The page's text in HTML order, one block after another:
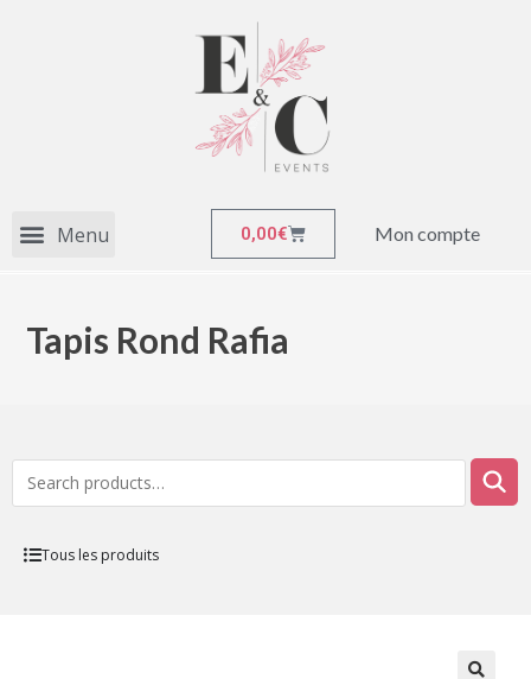
0,00€ Mon compte
Tapis Rond Rafia
Tous les produits